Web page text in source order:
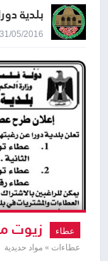
بلدية
31/05/2016 09:21 صباحاً
عطاء زيوت
عطاءات » مواد حديدية